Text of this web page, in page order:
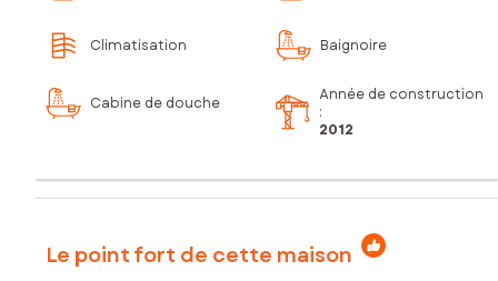
Climatisation Baignoire
Cabine de douche
Année de construction
:
2012
Le point fort de cette maison